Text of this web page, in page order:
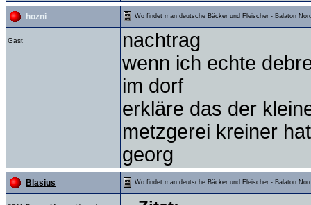
hozni Wo findet man deutsche Bäcker und Fleischer - Balaton
Gast
nachtrag
wenn ich echte
im dorf
erkläre das der
metzgerei kreiner
georg
Blasius Wo findet man deutsche Bäcker und Fleischer - Balaton